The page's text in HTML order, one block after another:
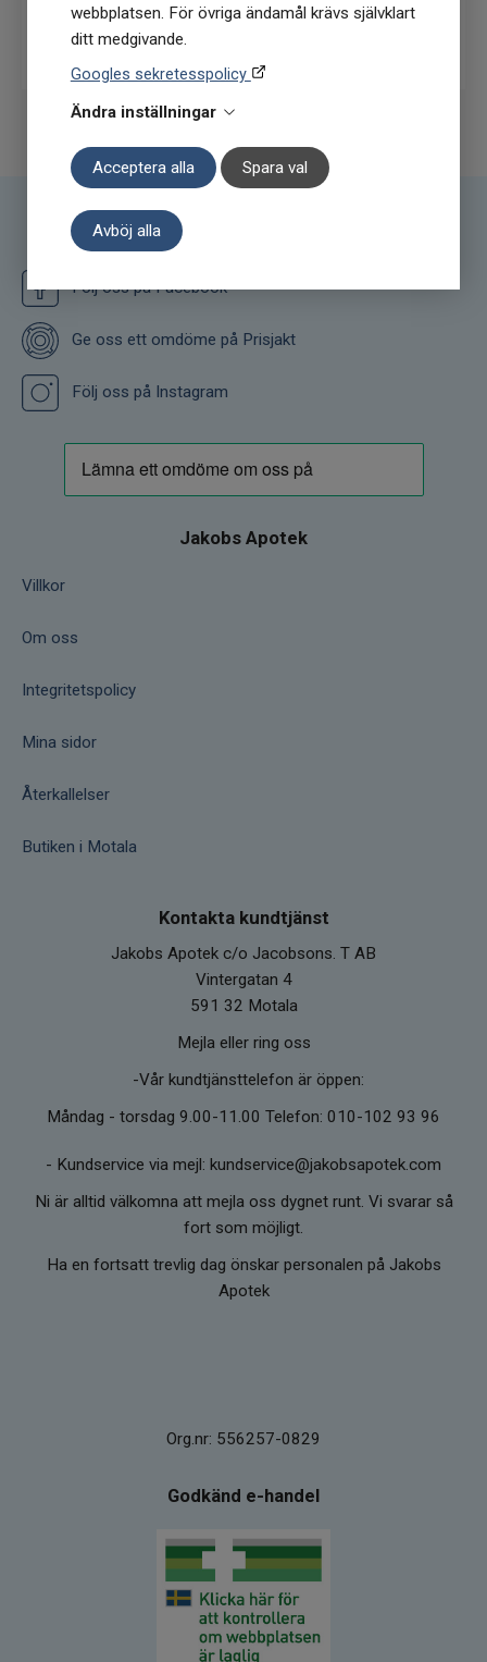
webbplatsen. För övriga ändamål krävs självklart
ditt medgivande.
Googles sekretesspolicy
Ändra inställningar
Acceptera alla Spara val
Avböj alla
Prenumerera
Följ oss på Facebook
Ge oss ett omdöme på Prisjakt
Följ oss på Instagram
Jakobs Apotek
Villkor
Om oss
Integritetspolicy
Mina sidor
Återkallelser
Butiken i Motala
Kontakta kundtjänst
Jakobs Apotek c/o Jacobsons. T AB
Vintergatan 4
591 32 Motala
Mejla eller ring oss
-Vår kundtjänsttelefon är öppen:
Måndag - torsdag 9.00-11.00 Telefon: 010-102 93 96
- Kundservice via mejl: kundservice@jakobsapotek.com
Ni är alltid välkomna att mejla oss dygnet runt. Vi svarar så
fort som möjligt.
Ha en fortsatt trevlig dag önskar personalen på Jakobs
Apotek
Org.nr: 556257-0829
Godkänd e-handel